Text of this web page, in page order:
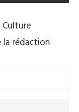
Culture
la rédaction